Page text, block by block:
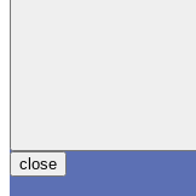
close